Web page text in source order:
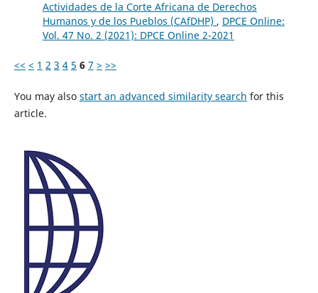
Actividades de la Corte Africana de Derechos
Humanos y de los Pueblos (CAfDHP) , DPCE Online:
Vol. 47 No. 2 (2021): DPCE Online 2-2021
<< < 1 2 3 4 5 6 7 > >>
You may also start an advanced similarity search for this
article.